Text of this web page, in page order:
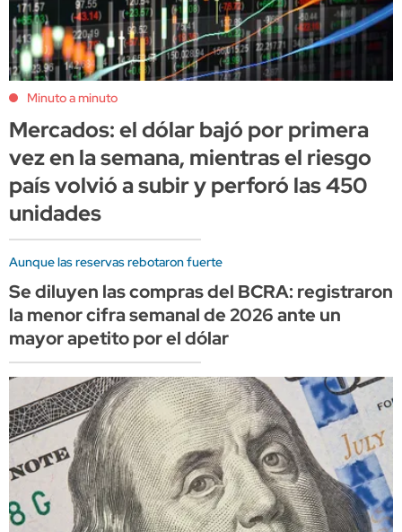
Minuto a minuto
Mercados: el dólar bajó por primera
vez en la semana, mientras el riesgo
país volvió a subir y perforó las 450
unidades
Aunque las reservas rebotaron fuerte
Se diluyen las compras del BCRA: registraron
la menor cifra semanal de 2026 ante un
mayor apetito por el dólar